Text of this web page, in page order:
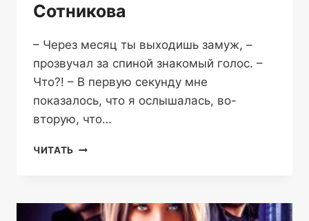
Сотникова
– Через месяц ты выходишь замуж, –
прозвучал за спиной знакомый голос. –
Что?! – В первую секунду мне
показалось, что я ослышалась, во-
вторую, что…
ЧИТАТЬ ОТЕЦ
СОТНИКОВА